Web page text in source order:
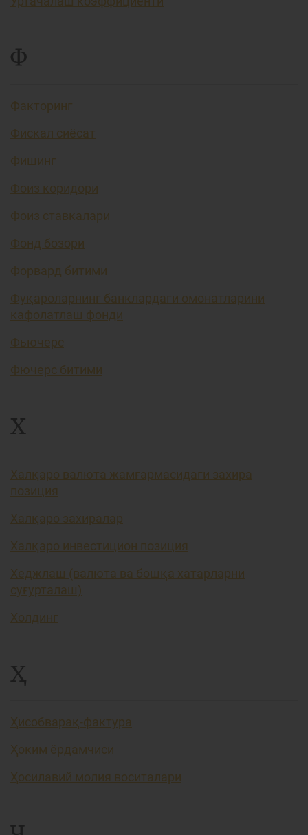
Ф
Факторинг
Фискал сиёсат
Фишинг
Фоиз коридори
Фоиз ставкалари
Фонд бозори
Форвард битими
Фуқароларнинг банклардаги омонатларини
кафолатлаш фонди
Фьючерс
Фючерс битими
Х
Халқаро валюта жамғармасидаги захира
позиция
Халқаро захиралар
Халқаро инвестицион позиция
Хеджлаш (валюта ва бошқа хатарларни
суғурталаш)
Холдинг
Ҳ
Ҳисобварақ-фактура
Ҳоким ёрдамчиси
Ҳосилавий молия воситалари